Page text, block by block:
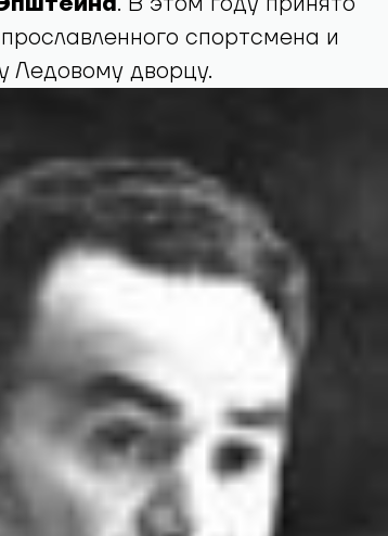
спортсмена и
Ледовому дворцу.